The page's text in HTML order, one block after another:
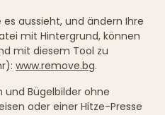
es aussieht, und ändern Ihre
mit Hintergrund, können
mit diesem Tool zu
www.remove.bg.
und Bügelbilder ohne
oder einer Hitze-Presse